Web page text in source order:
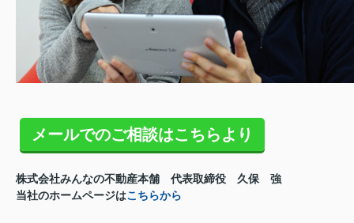
メールでのご相談はこちらより
株式会社みんなの不動産本舗 代表取締役 久保 強
当社のホームページはこちらから